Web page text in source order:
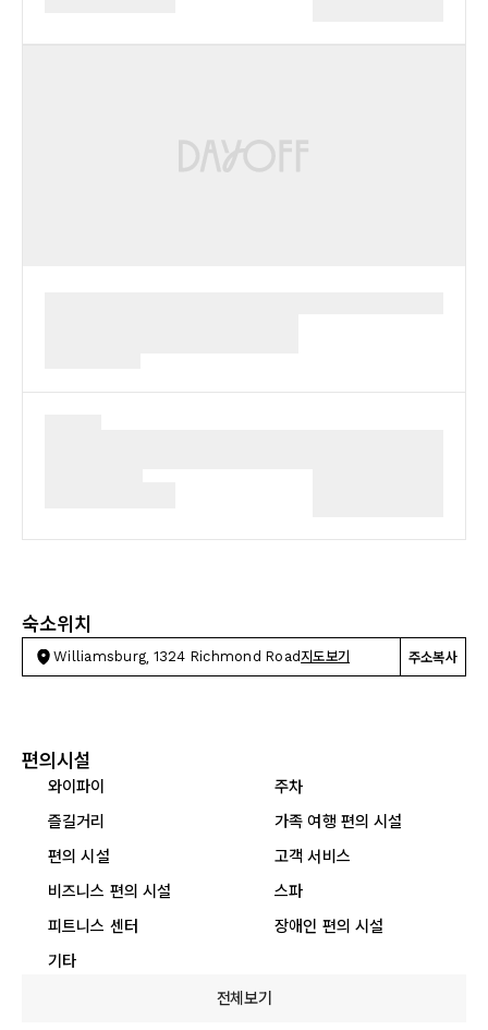
숙소위치
Williamsburg, 1324 Richmond Road 지도보기 주소복사
편의시설
와이파이
주차
즐길거리
가족 여행 편의 시설
편의 시설
고객 서비스
비즈니스 편의 시설
스파
피트니스 센터
장애인 편의 시설
기타
전체보기